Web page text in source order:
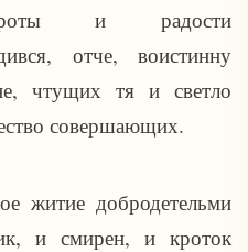
и радости
отче, воистинну
чтущих тя и светло
совершающих.
житие добродетельми
и смирен, и кроток